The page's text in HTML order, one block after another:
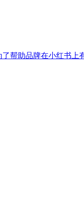
帮助品牌在小红书上